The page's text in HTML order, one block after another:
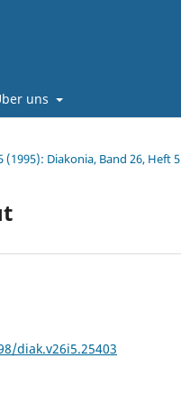
uns
(1995): Diakonia, Band 26, Heft 5
diak.v26i5.25403